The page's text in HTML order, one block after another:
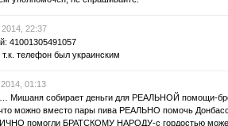
22:37
41001305491057
телефон был украинским
01:13
Мишаня собирает деньги для РЕАЛЬНОЙ помощи-
можно вместо пары пива РЕАЛЬНО помочь
помогли БРАТСКОМУ НАРОДУ-с гордостью